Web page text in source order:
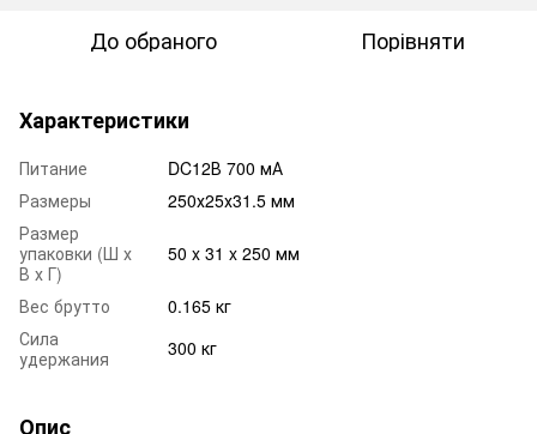
До обраного Порівняти
Характеристики
Питание
DC12В 700 мА
Размеры
250х25х31.5 мм
Размер
упаковки (Ш х
В х Г)
50 x 31 x 250 мм
Вес брутто
0.165 кг
Сила
удержания
300 кг
Опис